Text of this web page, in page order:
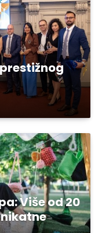
Više od 20